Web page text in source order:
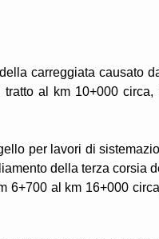
carreggiata causato
al km 10+000 circa,
per lavori di
della terza corsia
6+700 al km 16+000